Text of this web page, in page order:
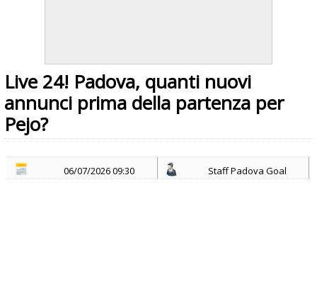
Live 24! Padova, quanti nuovi
annunci prima della partenza per
Pejo?
06/07/2026 09:30 Staff Padova Goal